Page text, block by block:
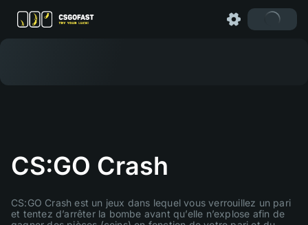
CS:GO Crash
CS:GO Crash est un jeux dans lequel vous verrouillez un pari
et tentez d’arrêter la bombe avant qu’elle n’explose afin de